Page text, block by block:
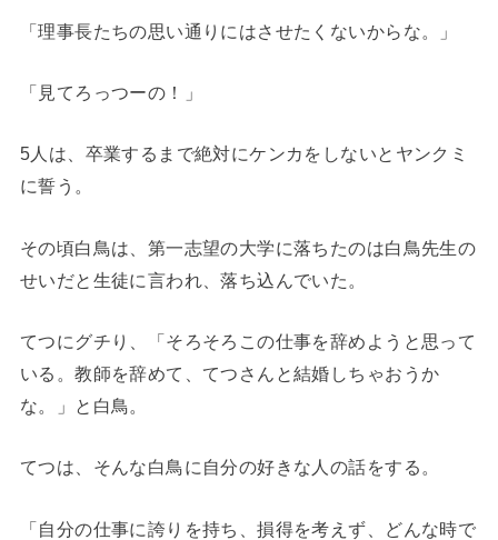
「理事長たちの思い通りにはさせたくないからな。」
「見てろっつーの！」
5人は、卒業するまで絶対にケンカをしないとヤンクミ
に誓う。
その頃白鳥は、第一志望の大学に落ちたのは白鳥先生の
せいだと生徒に言われ、落ち込んでいた。
てつにグチり、「そろそろこの仕事を辞めようと思って
いる。教師を辞めて、てつさんと結婚しちゃおうか
な。」と白鳥。
てつは、そんな白鳥に自分の好きな人の話をする。
「自分の仕事に誇りを持ち、損得を考えず、どんな時で